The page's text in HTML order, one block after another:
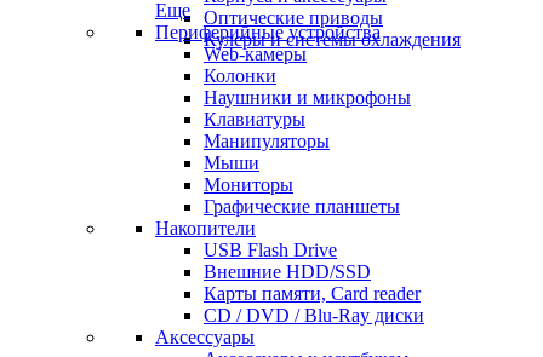
Оптические приводы
Кулеры и системы охлаждения
Еще
Периферийные устройства
Web-камеры
Колонки
Наушники и микрофоны
Клавиатуры
Манипуляторы
Мыши
Мониторы
Графические планшеты
Накопители
USB Flash Drive
Внешние HDD/SSD
Карты памяти, Card reader
CD / DVD / Blu-Ray диски
Аксессуары